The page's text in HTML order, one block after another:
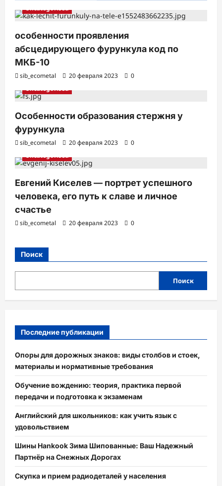
и Uncategorised
особенности проявления
абсцедирующего фурункула код по
МКБ-10
sib_ecometal 20 февраля 2023
0
Uncategorised
Особенности образования стержня у
фурункула
sib_ecometal 20 февраля 2023
0
Uncategorised
Евгений Киселев — портрет успешного
человека, его путь к славе и личное
счастье
sib_ecometal 20 февраля 2023 0
Поиск
Поиск
Последние публикации
Опоры для дорожных знаков: виды столбов и стоек,
материалы и нормативные требования
Обучение вождению: теория, практика первой
передачи и подготовка к экзаменам
Английский для школьников: как учить язык с
удовольствием
Шины Hankook Зима Шипованные: Ваш Надежный
Партнёр на Снежных Дорогах
Скупка и прием радиодеталей у населения